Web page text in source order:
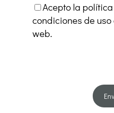
Acepto la
condiciones de
web.